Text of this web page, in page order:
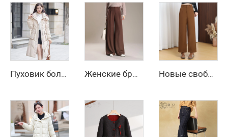
Пуховик большого размера на зиму для женщин, пальто-бомбер с пуфами, стёганое пальто с перьями, дизайнерский пуховик, парки Женские брюки с высокой и средней посадкой, офисные брюки, широкие прямые длинные брюки на осень-зиму Новые свободные брюки-карандаш с широкими штанинами для женщин, женские брюки, женская одежда, длинные брюки